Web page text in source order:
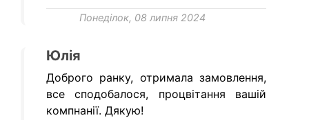
Понеділок, 08 липня 2024
Юлія
Доброго ранку, отримала замовлення,
все сподобалося, процвітання вашій
компнанії. Дякую!